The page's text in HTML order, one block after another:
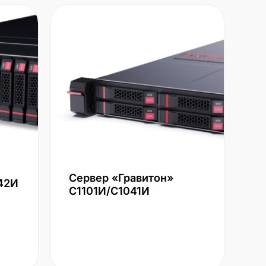
Сервер «Гравитон»
С1101И/С1041И